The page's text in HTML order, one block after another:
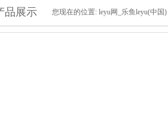
品展示 您现在的位置: leyu网_乐鱼leyu(中国)